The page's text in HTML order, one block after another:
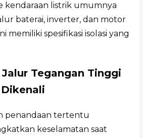
kendaraan listrik umumnya
baterai, inverter, dan motor
memiliki spesifikasi isolasi yang
Tegangan Tinggi
penandaan tertentu
keselamatan saat